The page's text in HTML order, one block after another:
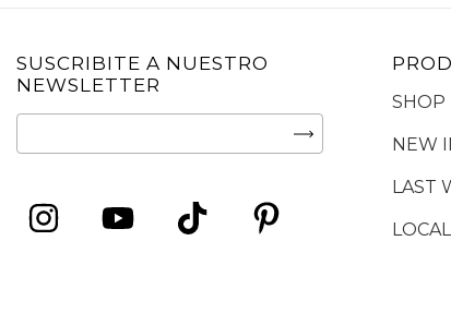
SUSCRIBITE A NUESTRO
NEWSLETTER
SHOP
NEW
LAST